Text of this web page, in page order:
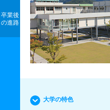
卒業後
の進路
大学の特色